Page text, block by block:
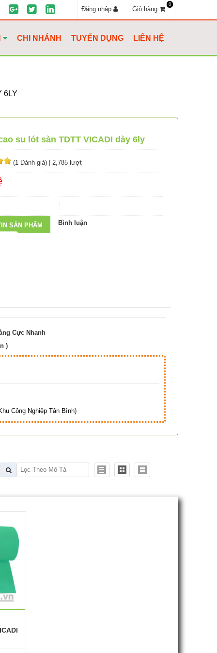
Đăng nhập Giỏ hàng
0
CHI NHÁNH TUYỂN DỤNG LIÊN HỆ
6LY
su lót sàn TDTT VICADI dày 6ly
(1 Đánh giá) | 2,785 lượt
SẢN PHẨM Bình luận
Cực Nhanh
)
Công Nghiệp Tân Bình)